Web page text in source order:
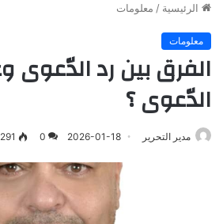
الرئيسية / معلومات
معلومات
الفرق بين رد
الدّعوى ؟
مدير التحرير 2026-01-18
0
291